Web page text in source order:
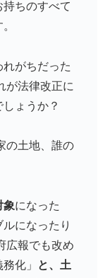
ちのすべて
がちだった
が法律改正に
ょうか？
の土地、誰の
象になった
になったり
広報でも改め
化」 と、土